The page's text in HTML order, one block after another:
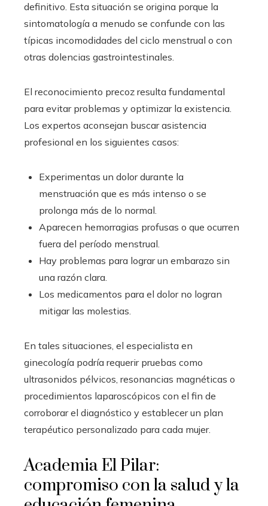
definitivo. Esta situación se origina porque la
sintomatología a menudo se confunde con las
típicas incomodidades del ciclo menstrual o con
otras dolencias gastrointestinales.
El reconocimiento precoz resulta fundamental
para evitar problemas y optimizar la existencia.
Los expertos aconsejan buscar asistencia
profesional en los siguientes casos:
Experimentas un dolor durante la
menstruación que es más intenso o se
prolonga más de lo normal.
Aparecen hemorragias profusas o que ocurren
fuera del período menstrual.
Hay problemas para lograr un embarazo sin
una razón clara.
Los medicamentos para el dolor no logran
mitigar las molestias.
En tales situaciones, el especialista en
ginecología podría requerir pruebas como
ultrasonidos pélvicos, resonancias magnéticas o
procedimientos laparoscópicos con el fin de
corroborar el diagnóstico y establecer un plan
terapéutico personalizado para cada mujer.
Academia El Pilar:
compromiso con la salud y la